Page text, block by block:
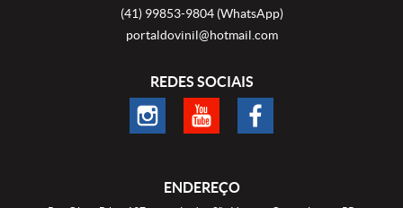
(41)99853-9804 (WhatsApp)
portaldovinil@hotmail.com
REDES SOCIAIS
ENDEREÇO